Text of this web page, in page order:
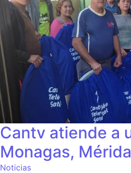
Cantv atiende a
Monagas,
Noticias